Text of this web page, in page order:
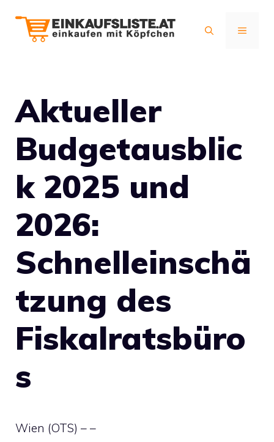
Inhalt
MENÜ
Aktueller
Budgetausblic
k 2025 und
2026:
Schnelleinschä
tzung des
Fiskalratsbüro
s
Wien (OTS) – –